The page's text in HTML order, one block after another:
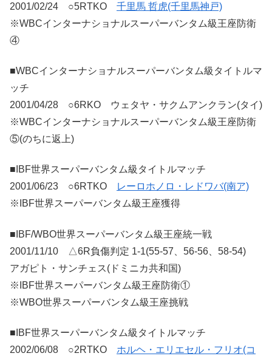
2001/02/24 ○5RTKO 千里馬 哲虎(千里馬神戸)
※WBCインターナショナルスーパーバンタム級王座防衛
④
■WBCインターナショナルスーパーバンタム級タイトルマ
ッチ
2001/04/28 ○6RKO ウェタヤ・サクムアンクラン(タイ)
※WBCインターナショナルスーパーバンタム級王座防衛
⑤(のちに返上)
■IBF世界スーパーバンタム級タイトルマッチ
2001/06/23 ○6RTKO
レーロホノロ・レドワバ(南ア)
※IBF世界スーパーバンタム級王座獲得
■IBF/WBO世界スーパーバンタム級王座統一戦
2001/11/10 △6R負傷判定 1-1(55-57、56-56、58-54)
アガピト・サンチェス(ドミニカ共和国)
※IBF世界スーパーバンタム級王座防衛①
※WBO世界スーパーバンタム級王座挑戦
■IBF世界スーパーバンタム級タイトルマッチ
2002/06/08 ○2RTKO ホルヘ・エリエセル・フリオ(コ